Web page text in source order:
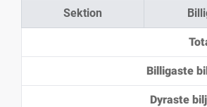
Sektion
Billigaste
Dyraste